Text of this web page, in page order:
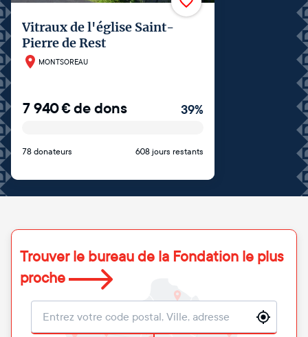
Vitraux de l'église Saint-
Pierre de Rest
MONTSOREAU
7 940€de dons 39%
78 donateurs 608 jours restants
Trouver le bureau de la Fondation le plus
proche
Localisation